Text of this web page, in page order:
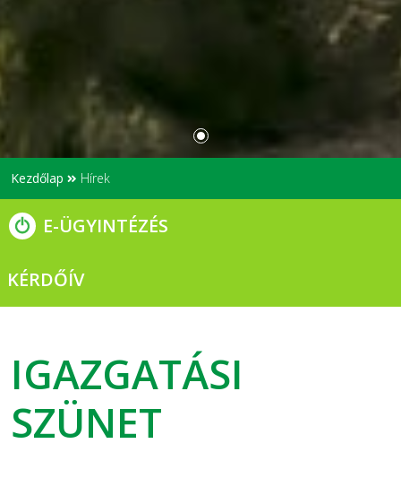
Kezdőlap Hírek
E-ÜGYINTÉZÉS
KÉRDŐÍV
IGAZGATÁSI
SZÜNET